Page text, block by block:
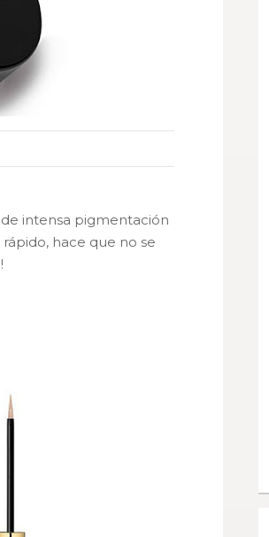
de intensa pigmentación
hace que no se